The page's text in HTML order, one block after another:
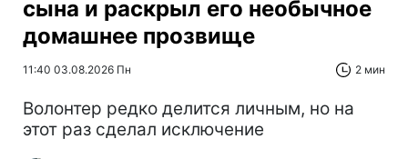
сына и раскрыл его необычное
домашнее прозвище
11:40 03.08.2026 Пн 2 мин
Волонтер редко делится личным, но на
этот раз сделал исключение